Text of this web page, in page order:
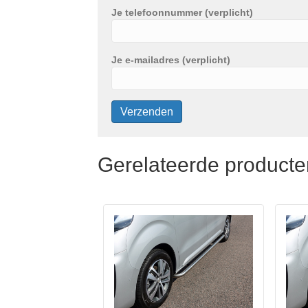
Je telefoonnummer (verplicht)
Je e-mailadres (verplicht)
Gerelateerde
Dit
product
heeft
meerdere
variaties.
Deze
optie
Dit
heeft
Deze
optie